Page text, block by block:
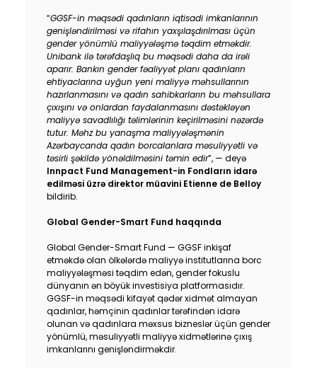
“GGSF-in məqsədi qadınların iqtisadi imkanlarının
genişləndirilməsi və rifahın yaxşılaşdırılması üçün
gender yönümlü maliyyələşmə təqdim etməkdir.
Unibank ilə tərəfdaşlıq bu məqsədi daha da irəli
aparır: Bankın gender fəaliyyət planı qadınların
ehtiyaclarına uyğun yeni maliyyə məhsullarının
hazırlanmasını və qadın sahibkarların bu məhsullara
çıxışını və onlardan faydalanmasını dəstəkləyən
maliyyə savadlılığı təlimlərinin keçirilməsini nəzərdə
tutur. Məhz bu yanaşma maliyyələşmənin
Azərbaycanda qadın borcalanlara məsuliyyətli və
təsirli şəkildə yönəldilməsini təmin edir”, — deyə
Innpact Fund Management-in Fondların idarə
edilməsi üzrə direktor müavini Etienne de Belloy
bildirib.
Global Gender-Smart Fund haqqında
Global Gender-Smart Fund — GGSF inkişaf
etməkdə olan ölkələrdə maliyyə institutlarına borc
maliyyələşməsi təqdim edən, gender fokuslu
dünyanın ən böyük investisiya platformasıdır.
GGSF-in məqsədi kifayət qədər xidmət almayan
qadınlar, həmçinin qadınlar tərəfindən idarə
olunan və qadınlara məxsus bizneslər üçün gender
yönümlü, məsuliyyətli maliyyə xidmətlərinə çıxış
imkanlarını genişləndirməkdir.